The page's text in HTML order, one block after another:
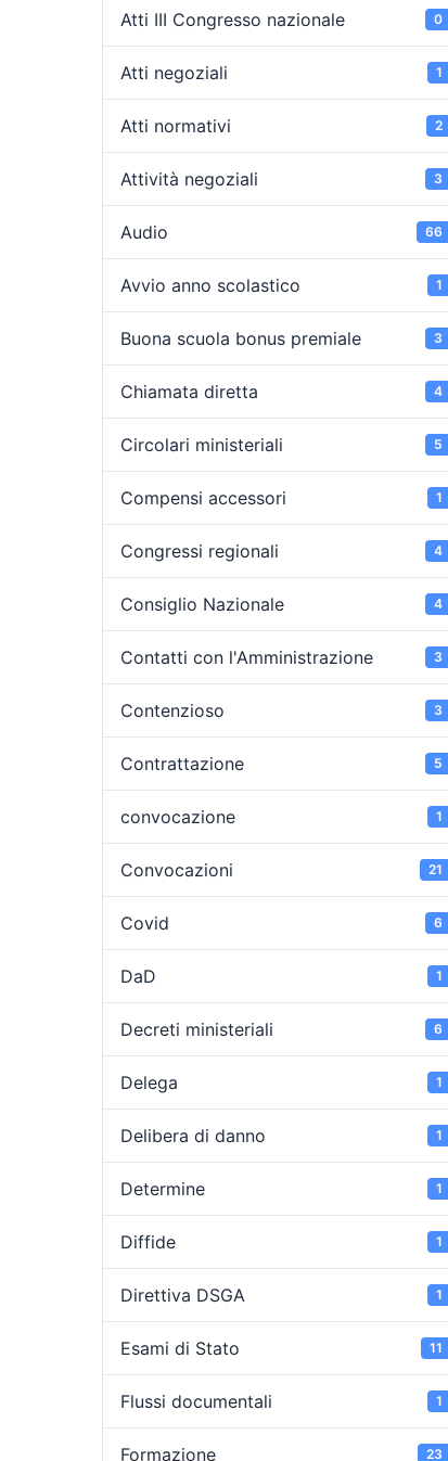
Atti III Congresso nazionale 0
Atti negoziali 1
Atti normativi 2
Attività negoziali 3
Audio 66
Avvio anno scolastico 1
Buona scuola bonus premiale 3
Chiamata diretta 4
Circolari ministeriali 5
Compensi accessori 1
Congressi regionali 4
Consiglio Nazionale 4
Contatti con l'Amministrazione 3
Contenzioso 3
Contrattazione 5
convocazione 1
Convocazioni 21
Covid 6
DaD 1
Decreti ministeriali 6
Delega 1
Delibera di danno 1
Determine 1
Diffide 1
Direttiva DSGA 1
Esami di Stato 11
Flussi documentali 1
Formazione 23